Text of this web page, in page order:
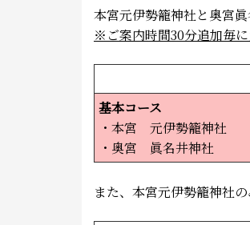
本宮元伊勢籠神社と奥宮
※ご案内時間30分追加毎に
基本コース
・本宮 元伊勢籠神社
・奥宮 眞名井神社
また、本宮元伊勢籠神社